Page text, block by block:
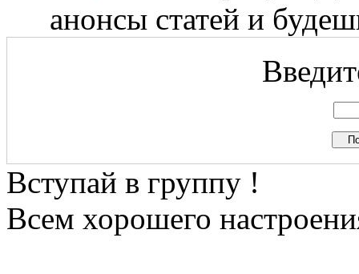
анонсы статей и
Вступай в группу !
Всем хорошего